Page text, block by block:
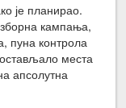
је планирао.
кампања,
пуна контрола
места
апсолутна